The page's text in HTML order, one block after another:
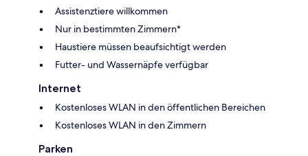
Assistenztiere willkommen
Nur in bestimmten Zimmern*
Haustiere müssen beaufsichtigt werden
Futter- und Wassernäpfe verfügbar
Internet
Kostenloses WLAN in den öffentlichen Bereichen
Kostenloses WLAN in den Zimmern
Parken